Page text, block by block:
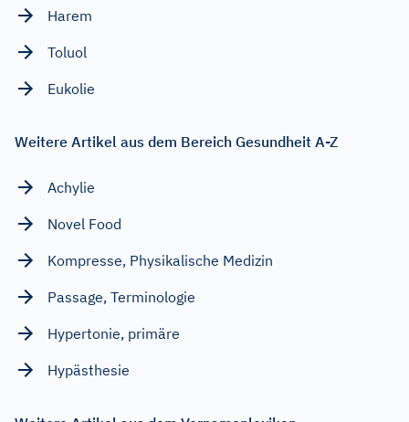
Harem
Toluol
Eukolie
Weitere Artikel aus dem Bereich Gesundheit A-Z
Achylie
Novel Food
Kompresse, Physikalische Medizin
Passage, Terminologie
Hypertonie, primäre
Hypästhesie